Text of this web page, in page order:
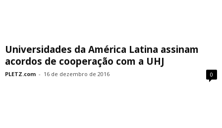
Universidades da América Latina assinam
acordos de cooperação com a UHJ
PLETZ.com - 16 de dezembro de 2016 0